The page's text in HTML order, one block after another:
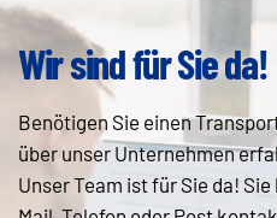
Wir sind für Sie da!
Benötigen Sie einen
über unser Unternehmen
Unser Team ist für Sie da!